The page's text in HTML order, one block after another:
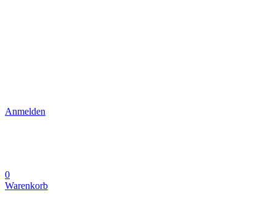
Anmelden
0
Warenkorb